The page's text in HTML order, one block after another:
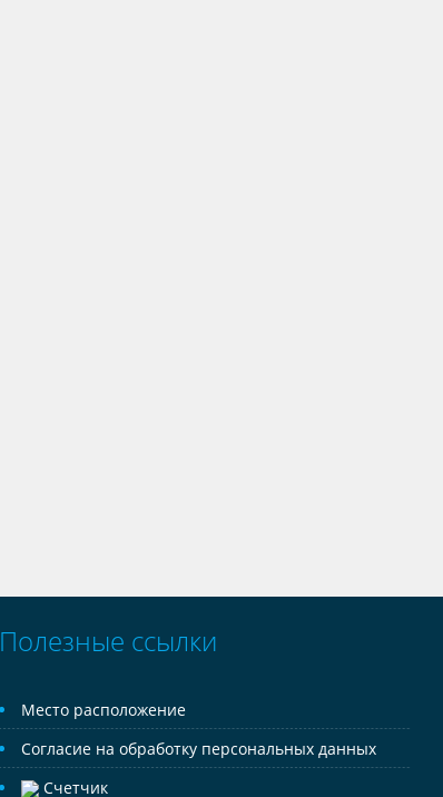
Полезные ссылки
Место расположение
Согласие на обработку персональных данных
Счетчик